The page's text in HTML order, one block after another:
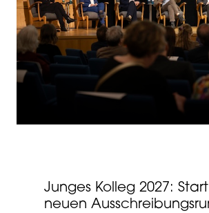
Junges Kolleg 2027:
neuen